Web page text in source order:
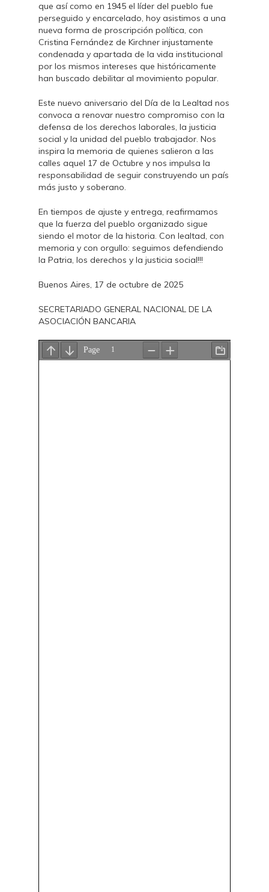
que así como en 1945 el líder del pueblo fue
perseguido y encarcelado, hoy asistimos a una
nueva forma de proscripción política, con
Cristina Fernández de Kirchner injustamente
condenada y apartada de la vida institucional
por los mismos intereses que históricamente
han buscado debilitar al movimiento popular.
Este nuevo aniversario del Día de la Lealtad nos
convoca a renovar nuestro compromiso con la
defensa de los derechos laborales, la justicia
social y la unidad del pueblo trabajador. Nos
inspira la memoria de quienes salieron a las
calles aquel 17 de Octubre y nos impulsa la
responsabilidad de seguir construyendo un país
más justo y soberano.
En tiempos de ajuste y entrega, reafirmamos
que la fuerza del pueblo organizado sigue
siendo el motor de la historia. Con lealtad, con
memoria y con orgullo: seguimos defendiendo
la Patria, los derechos y la justicia social!!!
Buenos Aires, 17 de octubre de 2025
SECRETARIADO GENERAL NACIONAL DE LA
ASOCIACIÓN BANCARIA